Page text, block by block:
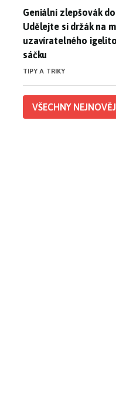
Geniální zlepšovák
Geniální zlepšovák
Udělejte si držák na
uzavíratelného
sáčku
TIPY A TRIKY
VŠECHNY